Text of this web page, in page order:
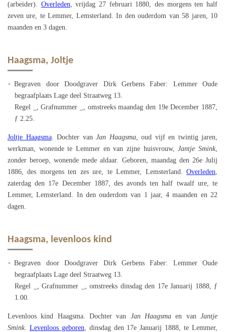
(arbeider). Overleden, vrijdag 27 februari 1880, des morgens ten half
zeven ure, te Lemmer, Lemsterland. In den ouderdom van 58 jaren, 10
maanden en 3 dagen.
Haagsma, Joltje
Begraven door Doodgraver Dirk Gerbens Faber: Lemmer Oude
begraafplaats Lage deel Straatweg 13.
Regel _, Grafnummer _, omstreeks maandag den 19e December 1887,
ƒ 2.25.
Joltje Haagsma. Dochter van Jan Haagsma, oud vijf en twintig jaren,
werkman, wonende te Lemmer en van zijne huisvrouw,Jantje Smink,
zonder beroep, wonende mede aldaar. Geboren, maandag den 26e Julij
1886, des morgens ten zes ure, te Lemmer, Lemsterland. Overleden,
zaterdag den 17e December 1887, des avonds ten half twaalf ure, te
Lemmer, Lemsterland. In den ouderdom van 1 jaar, 4 maanden en 22
dagen.
Haagsma, levenloos kind
Begraven door Doodgraver Dirk Gerbens Faber: Lemmer Oude
begraafplaats Lage deel Straatweg 13.
Regel _, Grafnummer _, omstreeks dinsdag den 17e Januarij 1888, ƒ
1.00.
Levenloos kind Haagsma. Dochter van Jan Haagsma en vanJantje
Smink. Levenloos geboren, dinsdag den 17e Januarij 1888, te Lemmer,